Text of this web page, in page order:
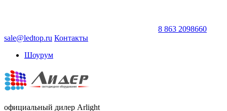
8 863 2098660
sale@ledtop.ru Контакты
Шоурум
официальный дилер Arlight